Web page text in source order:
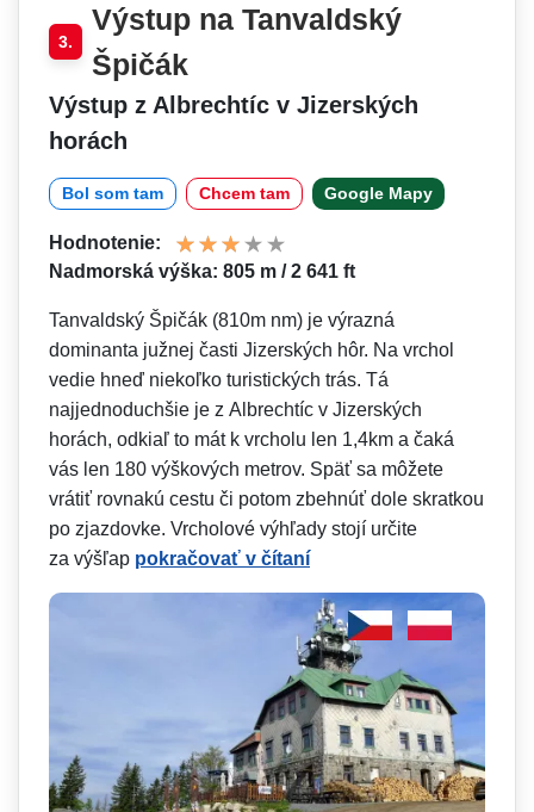
3.
Výstup na Tanvaldský
Špičák
Výstup z Albrechtíc v Jizerských
horách
Bol som tam Chcem tam Google Mapy
Hodnotenie:
Nadmorská výška: 805 m / 2 641 ft
Tanvaldský Špičák (810m nm) je výrazná
dominanta južnej časti Jizerských hôr. Na vrchol
vedie hneď niekoľko turistických trás. Tá
najjednoduchšie je z Albrechtíc v Jizerských
horách, odkiaľ to mát k vrcholu len 1,4km a čaká
vás len 180 výškových metrov. Späť sa môžete
vrátiť rovnakú cestu či potom zbehnúť dole skratkou
po zjazdovke. Vrcholové výhľady stojí určite
za výšľap pokračovať v čítaní